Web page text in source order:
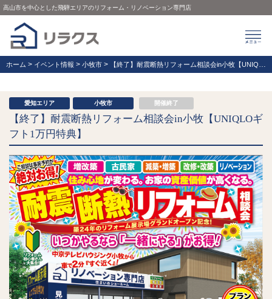
高山市を中心とした飛騨エリアのリフォーム・リノベーション専門店
ホーム > イベント情報 > 小牧市 > 【終了】耐震断熱リフォーム相談会in小牧【UNIQLOギフト1万円特典】
愛知エリア 小牧市 開催終了
【終了】耐震断熱リフォーム相談会in小牧【UNIQLOギ
フト1万円特典】